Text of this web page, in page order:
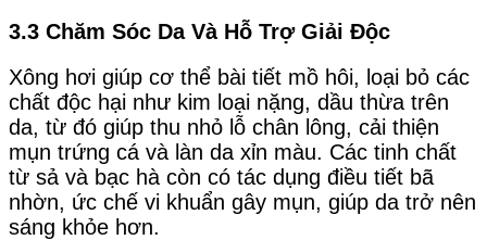
3.3 Chăm Sóc Da Và Hỗ Trợ Giải Độc
Xông hơi giúp cơ thể bài tiết mồ hôi, loại bỏ các
chất độc hại như kim loại nặng, dầu thừa trên
da, từ đó giúp thu nhỏ lỗ chân lông, cải thiện
mụn trứng cá và làn da xỉn màu. Các tinh chất
từ sả và bạc hà còn có tác dụng điều tiết bã
nhờn, ức chế vi khuẩn gây mụn, giúp da trở nên
sáng khỏe hơn.